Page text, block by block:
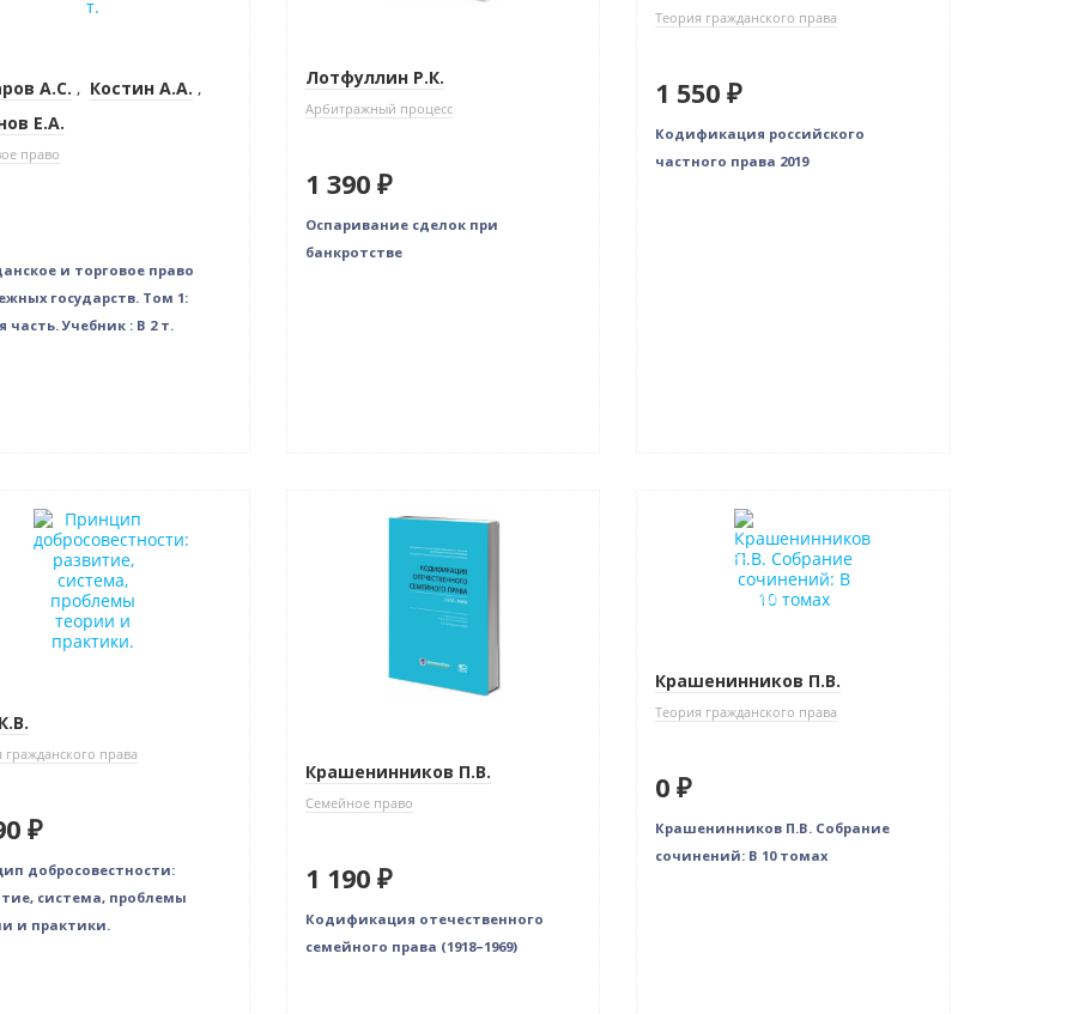
А.С. , Костин А.А. ,
Е.А.
право
и торговое право
государств. Том 1:
часть. Учебник : В 2 т.
Лотфуллин Р.К.
Арбитражный процесс
1 390 ₽
Оспаривание сделок при
банкротстве
Теория гражданского права
1 550 ₽
Кодификация российского
частного права 2019
гражданского права
₽
добросовестности:
система, проблемы
и практики.
Крашенинников П.В.
Семейное право
1 190 ₽
Кодификация отечественного
семейного права (1918–1969)
Бестселлер
Нет в наличии
Крашенинников П.В.
Теория гражданского права
0 ₽
Крашенинников П.В. Собрание
сочинений: В 10 томах